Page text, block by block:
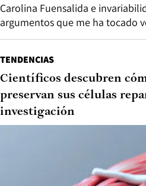
Carolina Fuensalida e
argumentos que me ha tocado
TENDENCIAS
Científicos descubren
preservan sus células
investigación